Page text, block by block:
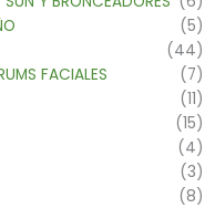
(5)
(44)
FACIALES
(7)
(11)
(15)
(4)
(3)
(8)